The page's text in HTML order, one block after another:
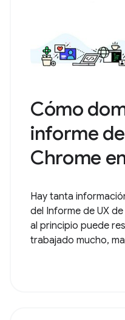
Cómo
informe
Chrome
Hay tanta
del Informe de UX
al principio puede
trabajado mucho,